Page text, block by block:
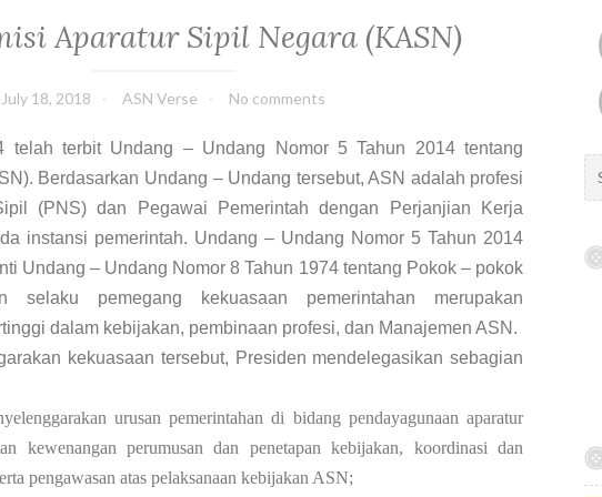
Aparatur Sipil Negara (KASN)
July 18, 2018 ASN Verse No comments
telah terbit Undang – Undang Nomor 5 Tahun 2014 tentang
Berdasarkan Undang – Undang tersebut, ASN adalah profesi
(PNS) dan Pegawai Pemerintah dengan Perjanjian Kerja
instansi pemerintah. Undang – Undang Nomor 5 Tahun 2014
Undang – Undang Nomor 8 Tahun 1974 tentang Pokok – pokok
selaku pemegang kekuasaan pemerintahan merupakan
dalam kebijakan, pembinaan profesi, dan Manajemen ASN.
kekuasaan tersebut, Presiden mendelegasikan sebagian
urusan pemerintahan di bidang pendayagunaan aparatur
kewenangan perumusan dan penetapan kebijakan, koordinasi dan
pengawasan atas pelaksanaan kebijakan ASN;
c